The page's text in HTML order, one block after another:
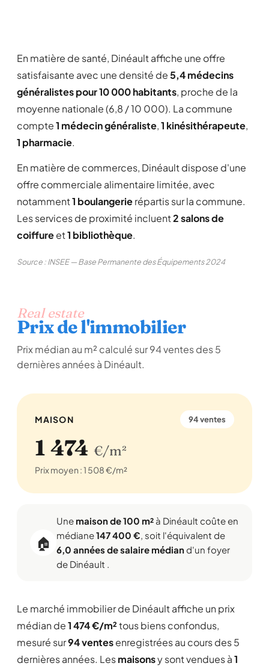
En matière de santé, Dinéault affiche une offre
satisfaisante avec une densité de5,4 médecins
généralistes pour 10 000 habitants, proche de la
moyenne nationale (6,8 / 10 000). La commune
compte1 médecin généraliste,1 kinésithérapeute,
1 pharmacie.
En matière de commerces, Dinéault dispose d'une
offre commerciale alimentaire limitée, avec
notamment1 boulangerierépartis sur la commune.
Les services de proximité incluent2 salons de
coiffureet1 bibliothèque.
Source : INSEE — Base Permanente des Équipements 2024
Real estate
Prix de l'immobilier
Prix médian au m² calculé sur 94 ventes des 5
dernières années à Dinéault.
MAISON 94 ventes
1 474 €/m²
Prix moyen : 1 508 €/m²
🏠
Une maison de 100 m² à Dinéault coûte en
médiane147 400 €, soit l'équivalent de
6,0 années de salaire médiand'un foyer
de Dinéault .
Le marché immobilier de Dinéault affiche un prix
médian de1 474 €/m²tous biens confondus,
mesuré sur94 ventesenregistrées au cours des 5
dernières années. Lesmaisonsy sont vendues à1